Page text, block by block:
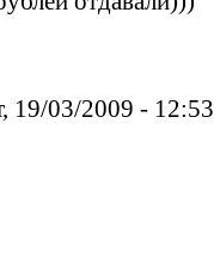
19/03/2009 - 12:53